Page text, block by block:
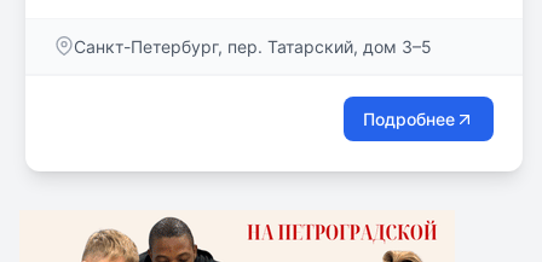
Санкт-Петербург, пер. Татарский, дом 3–5
Подробнее